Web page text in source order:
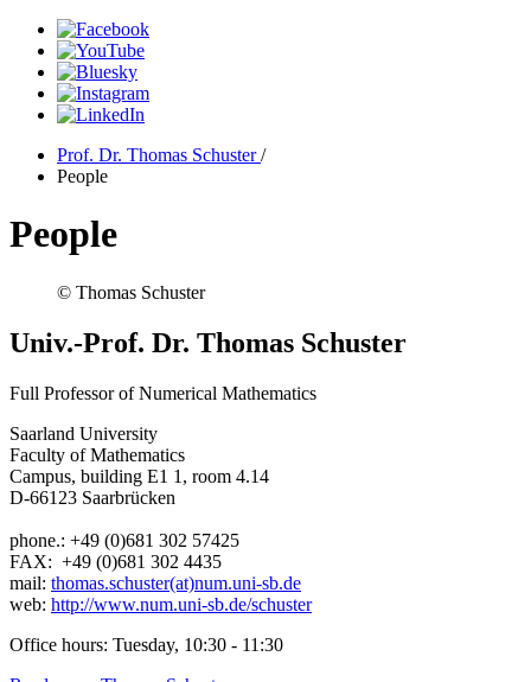
Prof. Dr. Thomas Schuster/
People
People
© Thomas Schuster
Univ.-Prof. Dr. Thomas Schuster
Full Professor of Numerical Mathematics
Saarland University
Faculty of Mathematics
Campus, building E1 1, room 4.14
D-66123 Saarbrücken
phone.: +49 (0)681 302 57425
FAX: +49 (0)681 302 4435
mail: thomas.schuster(at)num.uni-sb.de
web: http://www.num.uni-sb.de/schuster
Office hours: Tuesday, 10:30 - 11:30